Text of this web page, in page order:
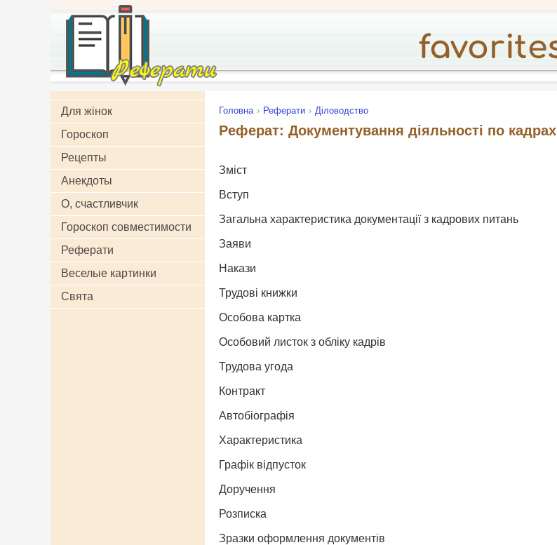
Для жінок
Гороскоп
Рецепты
Анекдоты
О, счастливчик
Гороскоп совместимости
Реферати
Веселые картинки
Свята
Головна Реферати Діловодство
Реферат: Документування діяльності по кадрах
Зміст
Вступ
Загальна характеристика документації з кадрових питань
Заяви
Накази
Трудові книжки
Особова картка
Особовий листок з обліку кадрів
Трудова угода
Контракт
Автобіографія
Характеристика
Графік відпусток
Доручення
Розписка
Зразки оформлення документів